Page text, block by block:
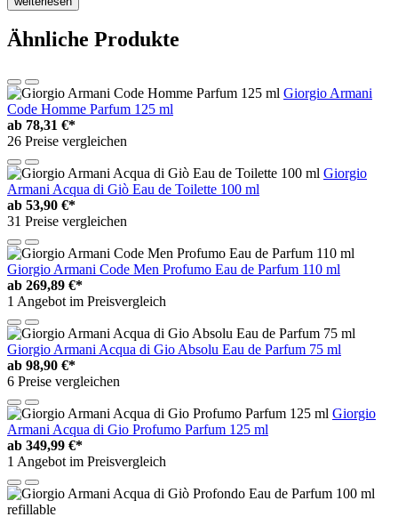
Ähnliche Produkte
Giorgio Armani
Code Homme Parfum 125 ml
ab 78,31 €*
26 Preise vergleichen
Giorgio
Armani Acqua di Giò Eau de Toilette 100 ml
ab 53,90 €*
31 Preise vergleichen
Giorgio Armani Code Men Profumo Eau de Parfum 110 ml
ab 269,89 €*
1 Angebot im Preisvergleich
Giorgio Armani Acqua di Gio Absolu Eau de Parfum 75 ml
ab 98,90 €*
6 Preise vergleichen
Giorgio
Armani Acqua di Gio Profumo Parfum 125 ml
ab 349,99 €*
1 Angebot im Preisvergleich